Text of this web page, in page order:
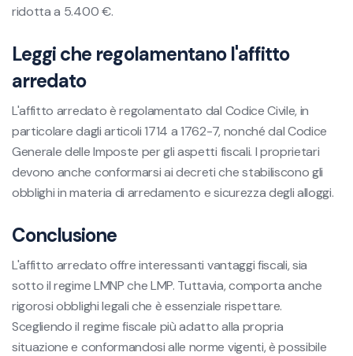
ridotta a 5.400 €.
Leggi che regolamentano l'affitto
arredato
L'affitto arredato è regolamentato dal Codice Civile, in
particolare dagli articoli 1714 a 1762-7, nonché dal Codice
Generale delle Imposte per gli aspetti fiscali. I proprietari
devono anche conformarsi ai decreti che stabiliscono gli
obblighi in materia di arredamento e sicurezza degli alloggi.
Conclusione
L'affitto arredato offre interessanti vantaggi fiscali, sia
sotto il regime LMNP che LMP. Tuttavia, comporta anche
rigorosi obblighi legali che è essenziale rispettare.
Scegliendo il regime fiscale più adatto alla propria
situazione e conformandosi alle norme vigenti, è possibile